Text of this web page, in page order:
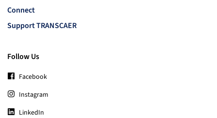
Connect
Support TRANSCAER
Follow Us
Facebook
Instagram
LinkedIn